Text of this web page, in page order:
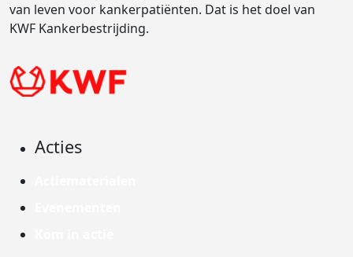
van leven voor kankerpatiënten. Dat is het doel van
KWF Kankerbestrijding.
Acties